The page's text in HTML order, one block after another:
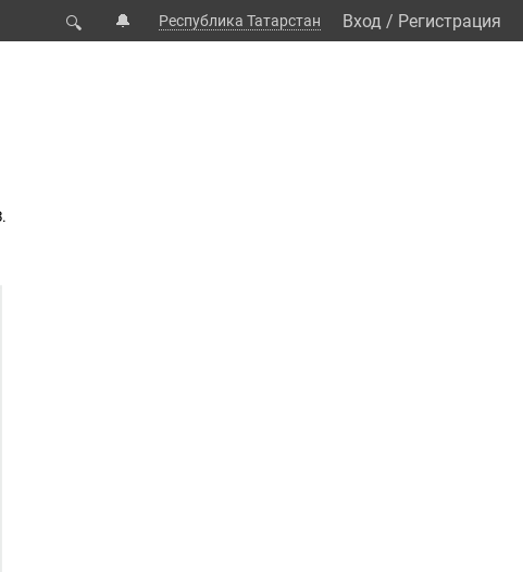
🔍 🔔 Республика Татарстан Вход / Регистрация